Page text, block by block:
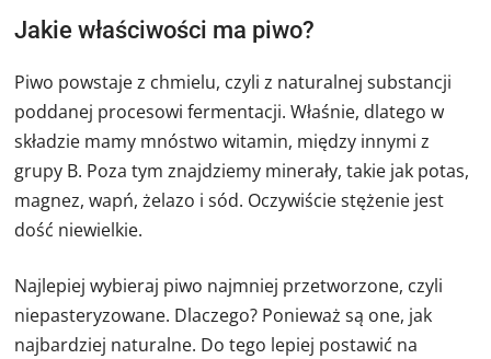
Jakie właściwości ma piwo?
Piwo powstaje z chmielu, czyli z naturalnej substancji
poddanej procesowi fermentacji. Właśnie, dlatego w
składzie mamy mnóstwo witamin, między innymi z
grupy B. Poza tym znajdziemy minerały, takie jak potas,
magnez, wapń, żelazo i sód. Oczywiście stężenie jest
dość niewielkie.
Najlepiej wybieraj piwo najmniej przetworzone, czyli
niepasteryzowane. Dlaczego? Ponieważ są one, jak
najbardziej naturalne. Do tego lepiej postawić na